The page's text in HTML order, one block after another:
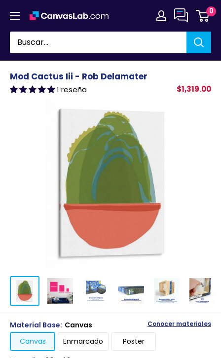
directamente
contenido
0
Mod Cactus Iii - Rob Delamater
1 reseña $1,319.00
Material Base: Canvas Conocer materiales
Canvas Enmarcado
Poster